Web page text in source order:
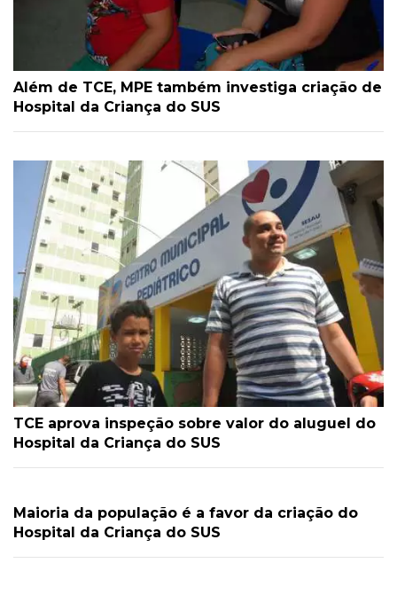
Além de TCE, MPE também investiga criação de
Hospital da Criança do SUS
TCE aprova inspeção sobre valor do aluguel do
Hospital da Criança do SUS
Maioria da população é a favor da criação do
Hospital da Criança do SUS